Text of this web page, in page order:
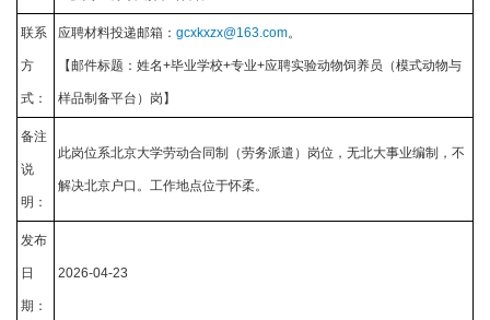
联系
方
式：
应聘材料投递邮箱： gcxkxzx@163.com。
【邮件标题：姓名+毕业学校+专业+应聘实验动物饲养员（模式动物与
样品制备平台）岗】
备注
说
明：
此岗位系北京大学劳动合同制（劳务派遣）岗位，无北大事业编制，不
解决北京户口。工作地点位于怀柔。
发布
日
期：
2026-04-23